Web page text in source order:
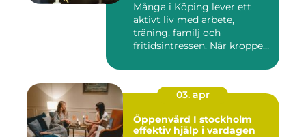
Många i Köping lever ett
aktivt liv med arbete,
träning, familj och
fritidsintressen. När kroppen
03. apr
Öppenvård I stockholm
effektiv hjälp i vardagen